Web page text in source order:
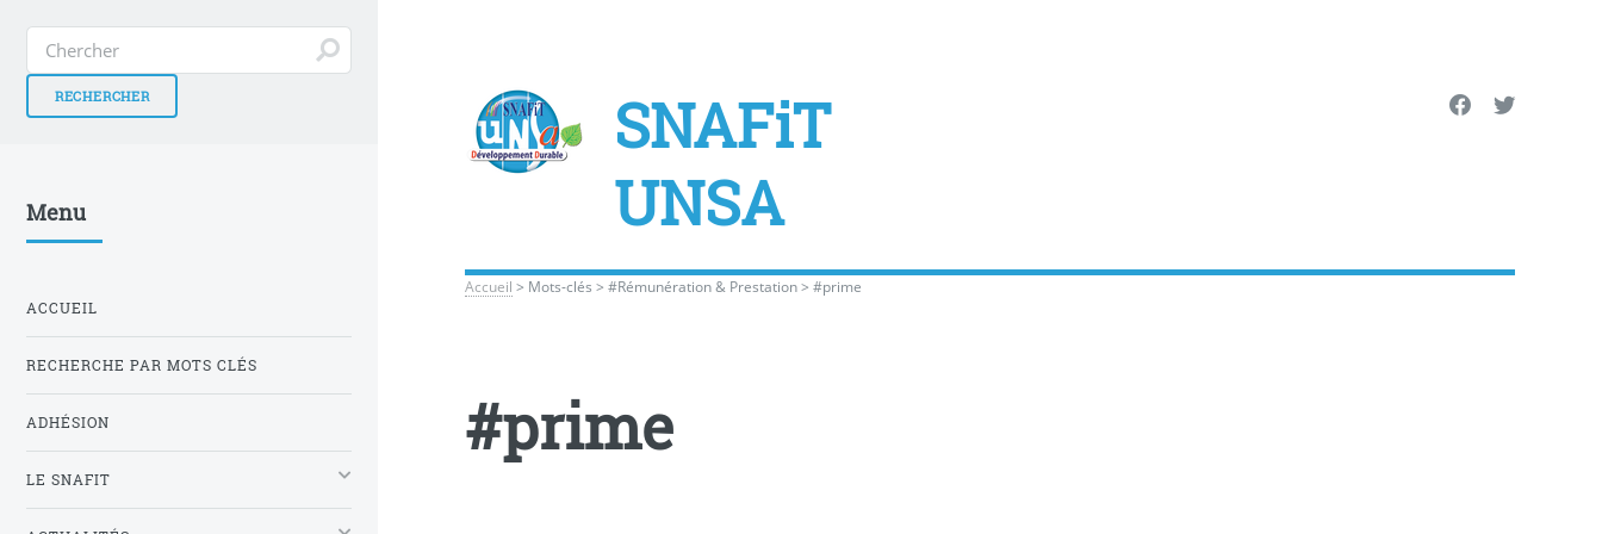
SNAFiT
UNSA
Accueil > Mots-clés >#Rémunération & Prestation>#prime
#prime
Menu
ACCUEIL
RECHERCHE PAR MOTS CLÉS
ADHÉSION
LE SNAFIT